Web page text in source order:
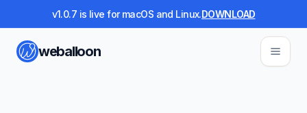
v1.0.7 is live for macOS and Linux.DOWNLOAD
weballoon